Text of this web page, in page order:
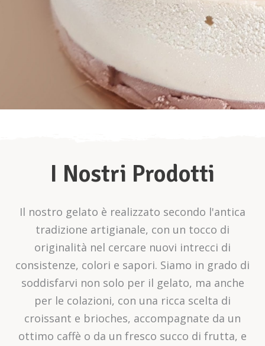
I Nostri Prodotti
Il nostro gelato è realizzato secondo l'antica
tradizione artigianale, con un tocco di
originalità nel cercare nuovi intrecci di
consistenze, colori e sapori. Siamo in grado di
soddisfarvi non solo per il gelato, ma anche
per le colazioni, con una ricca scelta di
croissant e brioches, accompagnate da un
ottimo caffè o da un fresco succo di frutta, e